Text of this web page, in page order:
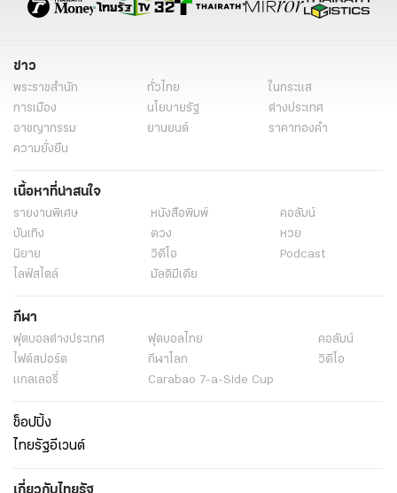
ระเบิดปตทปัตตานี ระเบิด3ชายแดนใต้ สามจังหวัดชายแดนภาคใต้ ข่าว
ระเบิดยัดถังดับเพลิง
ข่าว
พระราชสำนัก ทั่วไทย
ในกระแส
การเมือง
นโยบายรัฐ
ต่างประเทศ
อาชญากรรม
ยานยนต์
ราคาทองคำ
ความยั่งยืน
เนื้อหาที่น่าสนใจ
รายงานพิเศษ หนังสือพิมพ์
คอลัมน์
บันเทิง
ดวง
หวย
นิยาย
วิดีโอ
Podcast
ไลฟ์สไตล์
มัลติมีเดีย
กีฬา
ฟุตบอลต่่างประเทศ ฟุตบอลไทย
คอลัมน์
ไฟต์สปอร์ต
กีฬาโลก
วิดีโอ
แกลเลอรี่
Carabao 7-a-Side Cup
ช็อปปิ้ง
ไทยรัฐอีเวนต์
เกี่ยวกับไทยรัฐ